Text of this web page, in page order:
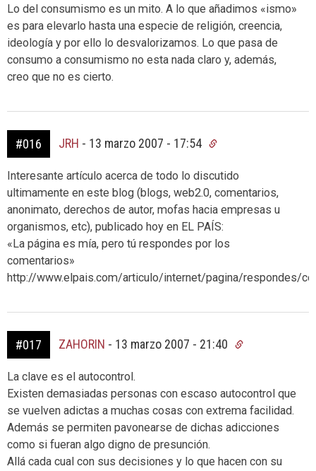
Lo del consumismo es un mito. A lo que añadimos «ismo»
es para elevarlo hasta una especie de religión, creencia,
ideología y por ello lo desvalorizamos. Lo que pasa de
consumo a consumismo no esta nada claro y, además,
creo que no es cierto.
#016 JRH - 13 marzo 2007 - 17:54
Interesante artículo acerca de todo lo discutido
ultimamente en este blog (blogs, web2.0, comentarios,
anonimato, derechos de autor, mofas hacia empresas u
organismos, etc), publicado hoy en EL PAÍS:
«La página es mía, pero tú respondes por los
comentarios»
http://www.elpais.com/articulo/internet/pagina/respondes/
#017 ZAHORIN - 13 marzo 2007 - 21:40
La clave es el autocontrol.
Existen demasiadas personas con escaso autocontrol que
se vuelven adictas a muchas cosas con extrema facilidad.
Además se permiten pavonearse de dichas adicciones
como si fueran algo digno de presunción.
Allá cada cual con sus decisiones y lo que hacen con su